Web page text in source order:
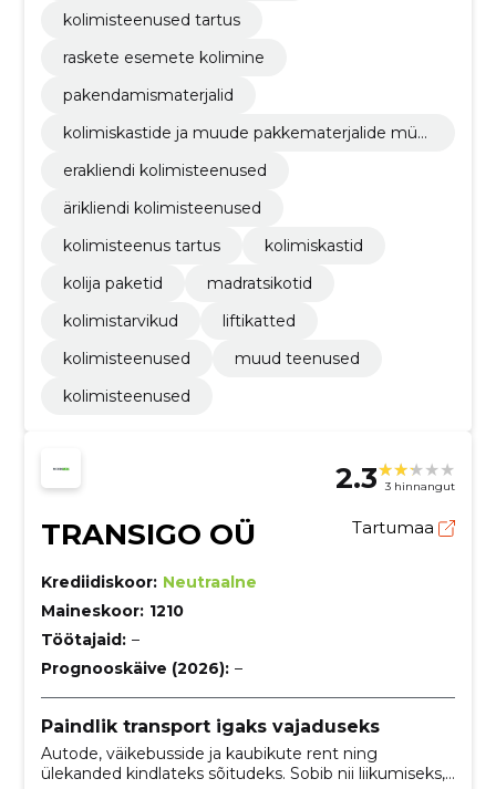
kolimisteenused tartus
raskete esemete kolimine
pakendamismaterjalid
kolimiskastide ja muude pakkematerjalide müü
erakliendi kolimisteenused
ärikliendi kolimisteenused
kolimisteenus tartus
kolimiskastid
kolija paketid
madratsikotid
kolimistarvikud
liftikatted
kolimisteenused
muud teenused
kolimisteenused
2.3 3 hinnangut
TRANSIGO OÜ Tartumaa
Krediidiskoor: Neutraalne
Maineskoor: 1210
Töötajaid: –
Prognooskäive (2026): –
Paindlik transport igaks vajaduseks
Autode, väikebusside ja kaubikute rent ning
ülekanded kindlateks sõitudeks. Sobib nii liikumiseks,